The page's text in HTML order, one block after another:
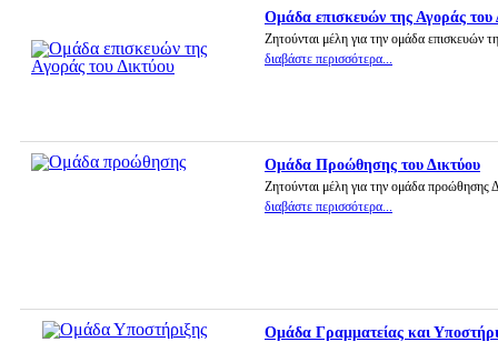
Ομάδα επισκευών της Αγοράς του
Ζητούνται μέλη για την ομάδα επισκευών
διαβάστε περισσότερα...
Ομάδα Προώθησης του Δικτύου
Ζητούνται μέλη για την ομάδα προώθησης
διαβάστε περισσότερα...
Ομάδα Γραμματείας και